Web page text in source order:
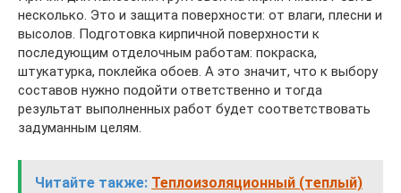
несколько. Это и защита поверхности: от влаги, плесни и
высолов. Подготовка кирпичной поверхности к
последующим отделочным работам: покраска,
штукатурка, поклейка обоев. А это значит, что к выбору
составов нужно подойти ответственно и тогда
результат выполненных работ будет соответствовать
задуманным целям.
Читайте также: Теплоизоляционный (теплый)